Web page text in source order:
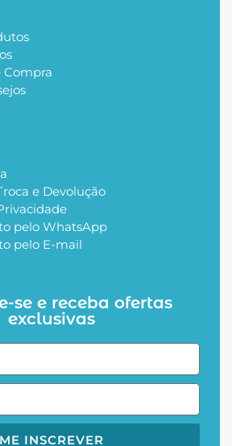
Compra
e Devolução
pelo WhatsApp
pelo E-mail
se e receba ofertas
exclusivas
ME INSCREVER